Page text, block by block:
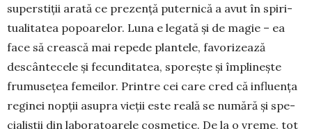
superstiții arată ce prezență puternică a avut în spiri­
tua­litatea popoarelor. Luna e le­gată și de magie – ea
face să crească mai repede plan­tele, favori­zea­ză
descântecele și fe­cunditatea, sporește și îm­plinește
fru­mu­sețea fe­mei­­lor. Printre cei care cred că influența
reginei nopții asu­pra vieții este reală se nu­mără și spe­
cia­liștii din laboratoarele cosmetice. De la o vre­me, tot